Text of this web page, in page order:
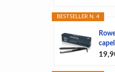
BESTSELLER N. 4